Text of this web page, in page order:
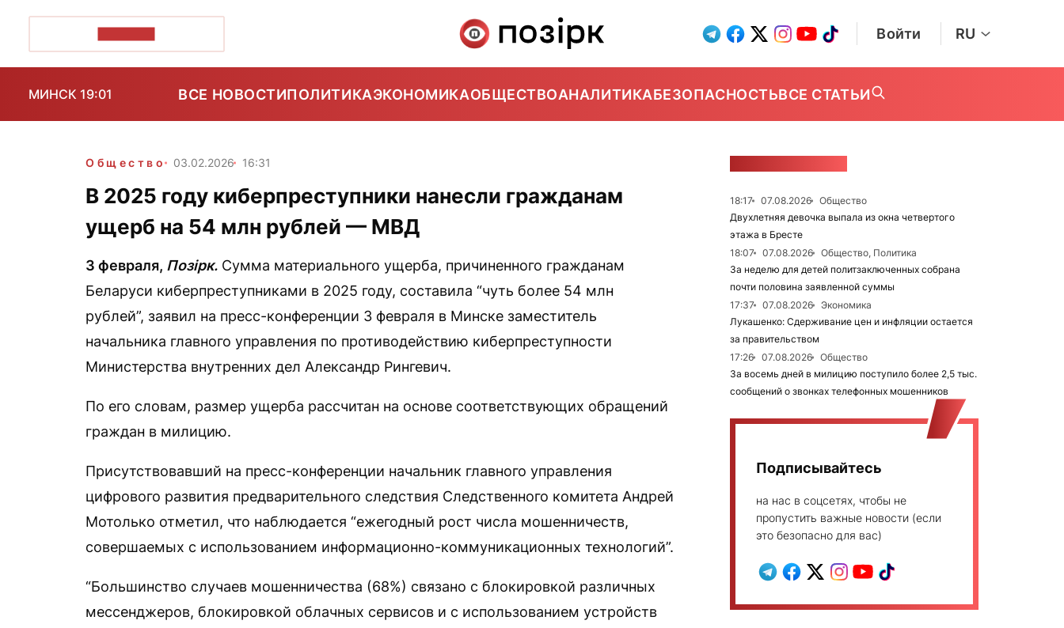
Войти RU
МИНСК 19:01 ВСЕ НОВОСТИПОЛИТИКАЭКОНОМИКАОБЩЕСТВОАНАЛИТИКАБЕЗОПАСНОСТЬВСЕ СТАТЬИ
Общество 03.02.2026 16:31
В 2025 году киберпреступники нанесли гражданам
ущерб на 54 млн рублей — МВД
3 февраля, Позірк. Сумма материального ущерба, причиненного гражданам
Беларуси киберпреступниками в 2025 году, составила “чуть более 54 млн
рублей”, заявил на пресс-конференции 3 февраля в Минске заместитель
начальника главного управления по противодействию киберпреступности
Министерства внутренних дел Александр Рингевич.
По его словам, размер ущерба рассчитан на основе соответствующих обращений
граждан в милицию.
Присутствовавший на пресс-конференции начальник главного управления
цифрового развития предварительного следствия Следственного комитета Андрей
Мотолько отметил, что наблюдается “ежегодный рост числа мошенничеств,
совершаемых с использованием информационно-коммуникационных технологий”.
“Большинство случаев мошенничества (68%) связано с блокировкой различных
мессенджеров, блокировкой облачных сервисов и с использованием устройств
18:17 07.08.2026
Общество
Двухлетняя девочка выпала из окна четвертого
этажа в Бресте
18:07
07.08.2026
Общество, Политика
За неделю для детей политзаключенных собрана
почти половина заявленной суммы
17:37
07.08.2026
Экономика
Лукашенко: Сдерживание цен и инфляции остается
за правительством
17:26
07.08.2026
Общество
За восемь дней в милицию поступило более 2,5 тыс.
сообщений о звонках телефонных мошенников
Подписывайтесь
на нас в соцсетях, чтобы не
пропустить важные новости (если
это безопасно для вас)